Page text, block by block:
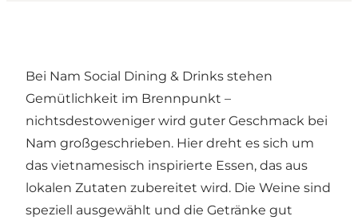
Bei Nam Social Dining & Drinks stehen
Gemütlichkeit im Brennpunkt –
nichtsdestoweniger wird guter Geschmack bei
Nam großgeschrieben. Hier dreht es sich um
das vietnamesisch inspirierte Essen, das aus
lokalen Zutaten zubereitet wird. Die Weine sind
speziell ausgewählt und die Getränke gut